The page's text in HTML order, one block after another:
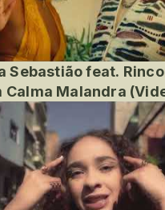
Sebastião feat.
Calma Malandra